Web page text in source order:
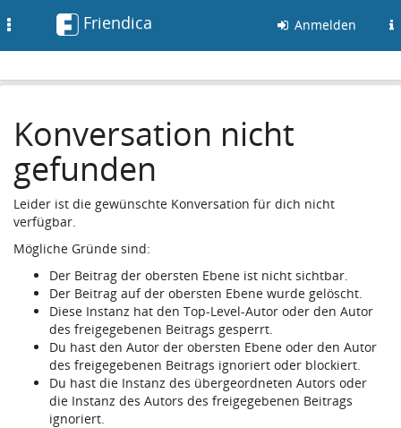
Friendica Anmelden
Konversation nicht
gefunden
Leider ist die gewünschte Konversation für dich nicht
verfügbar.
Mögliche Gründe sind:
Der Beitrag der obersten Ebene ist nicht sichtbar.
Der Beitrag auf der obersten Ebene wurde gelöscht.
Diese Instanz hat den Top-Level-Autor oder den Autor
des freigegebenen Beitrags gesperrt.
Du hast den Autor der obersten Ebene oder den Autor
des freigegebenen Beitrags ignoriert oder blockiert.
Du hast die Instanz des übergeordneten Autors oder
die Instanz des Autors des freigegebenen Beitrags
ignoriert.